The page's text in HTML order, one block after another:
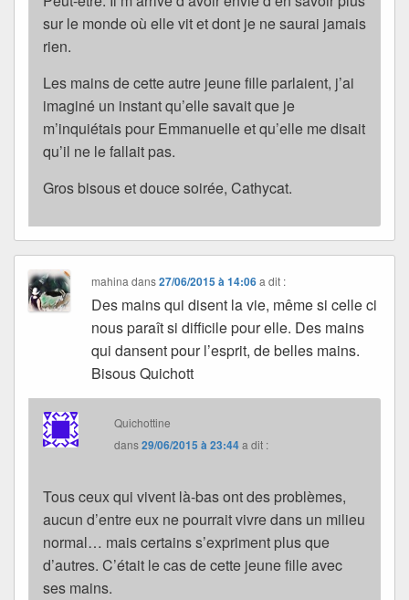
sur le monde où elle vit et dont je ne saurai jamais
rien.
Les mains de cette autre jeune fille parlaient, j’ai
imaginé un instant qu’elle savait que je
m’inquiétais pour Emmanuelle et qu’elle me disait
qu’il ne le fallait pas.
Gros bisous et douce soirée, Cathycat.
mahina dans27/06/2015 à 14:06 a dit :
Des mains qui disent la vie, même si celle ci
nous paraît si difficile pour elle. Des mains
qui dansent pour l’esprit, de belles mains.
Bisous Quichott
Quichottine
dans29/06/2015 à 23:44a dit :
Tous ceux qui vivent là-bas ont des problèmes,
aucun d’entre eux ne pourrait vivre dans un milieu
normal… mais certains s’expriment plus que
d’autres. C’était le cas de cette jeune fille avec
ses mains.